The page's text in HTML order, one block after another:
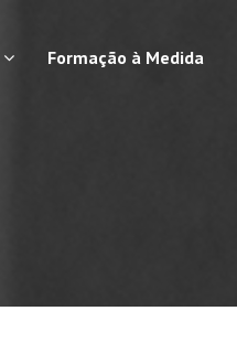
Formação à Medida